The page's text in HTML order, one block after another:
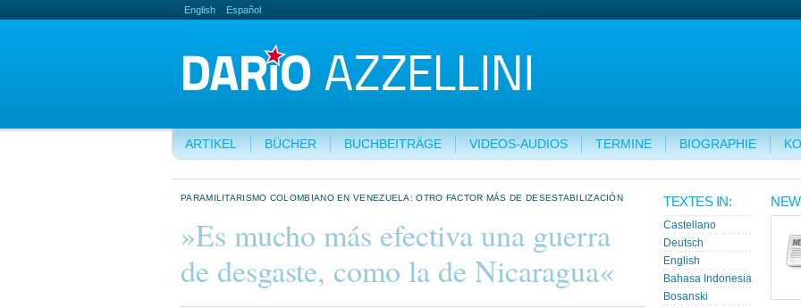
English Español
ARTIKEL BÜCHER BUCHBEITRÄGE VIDEOS-AUDIOS TERMINE BIOGRAPHIE
PARAMILITARISMO COLOMBIANO EN VENEZUELA: OTRO FACTOR MÁS DE DESESTABILIZACIÓN
»Es mucho más efectiva una guerra
de desgaste, como la de Nicaragua«
TEXTES IN:
Castellano
Deutsch
English
Bahasa Indonesia
Bosanski